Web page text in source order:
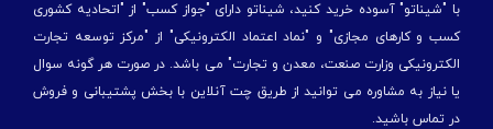
با "شیناتو" آسوده خرید کنید، شیناتو دارای "جواز کسب" از "اتحادیه کشوری
کسب و کارهای مجازی" و "نماد اعتماد الکترونیکی" از "مركز توسعه تجارت
الكترونیكی وزارت صنعت، معدن و تجارت" می باشد. در صورت هر گونه سوال
یا نیاز به مشاوره می توانید از طریق چت آنلاین با بخش پشتیبانی و فروش
در تماس باشید.